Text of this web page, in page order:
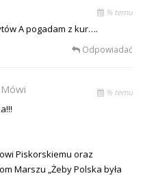
% temu
A pogadam z kur….
Odpowiadać
Mówi % temu
Piskorskiemu oraz
Marszu „Żeby Polska była